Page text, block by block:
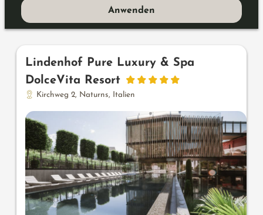
Anwenden
Unsere Angebote im Zimmer
Lindenhof Pure Luxury & Spa
DolceVita Resort
Kirchweg 2, Naturns, Italien